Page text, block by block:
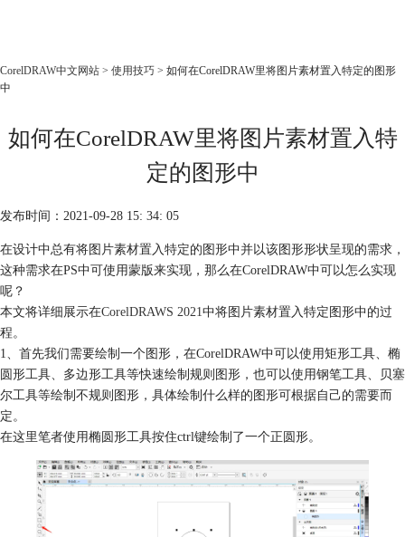
产品
教程
下载
购买
CorelDRAW中文网站 > 使用技巧 > 如何在CorelDRAW里将图片素材置入特定的图形
中
如何在CorelDRAW里将图片素材置入特
定的图形中
发布时间：2021-09-28 15: 34: 05
在设计中总有将图片素材置入特定的图形中并以该图形形状呈现的需求，
这种需求在PS中可使用蒙版来实现，那么在CorelDRAW中可以怎么实现
呢？
本文将详细展示在CorelDRAWS 2021中将图片素材置入特定图形中的过
程。
1、首先我们需要绘制一个图形，在CorelDRAW中可以使用矩形工具、椭
圆形工具、多边形工具等快速绘制规则图形，也可以使用钢笔工具、贝塞
尔工具等绘制不规则图形，具体绘制什么样的图形可根据自己的需要而
定。
在这里笔者使用椭圆形工具按住ctrl键绘制了一个正圆形。